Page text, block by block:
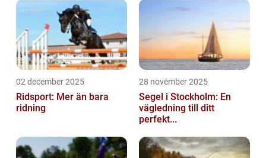
02 december 2025
Ridsport: Mer än bara
ridning
28 november 2025
Segel i Stockholm: En
vägledning till ditt
perfekt...